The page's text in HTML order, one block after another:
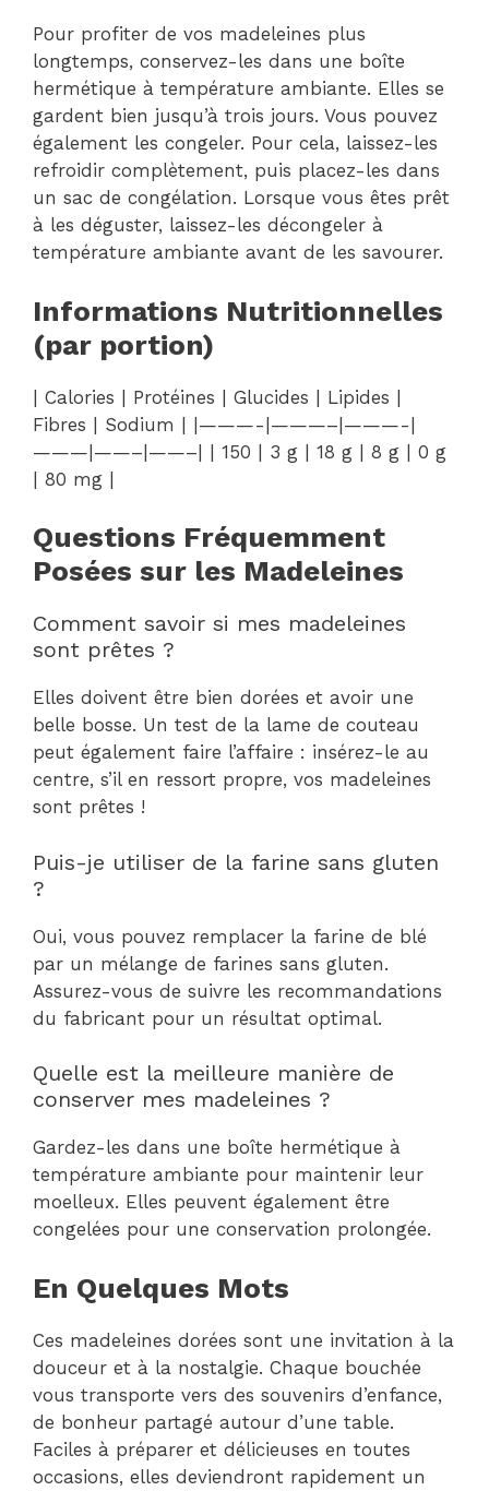
Pour profiter de vos madeleines plus
longtemps, conservez-les dans une boîte
hermétique à température ambiante. Elles se
gardent bien jusqu’à trois jours. Vous pouvez
également les congeler. Pour cela, laissez-les
refroidir complètement, puis placez-les dans
un sac de congélation. Lorsque vous êtes prêt
à les déguster, laissez-les décongeler à
température ambiante avant de les savourer.
Informations Nutritionnelles
(par portion)
| Calories | Protéines | Glucides | Lipides |
Fibres | Sodium | |———-|———–|———-|
———|——–|——–| | 150 | 3 g | 18 g | 8 g | 0 g
| 80 mg |
Questions Fréquemment
Posées sur les Madeleines
Comment savoir si mes madeleines
sont prêtes ?
Elles doivent être bien dorées et avoir une
belle bosse. Un test de la lame de couteau
peut également faire l’affaire : insérez-le au
centre, s’il en ressort propre, vos madeleines
sont prêtes !
Puis-je utiliser de la farine sans gluten
?
Oui, vous pouvez remplacer la farine de blé
par un mélange de farines sans gluten.
Assurez-vous de suivre les recommandations
du fabricant pour un résultat optimal.
Quelle est la meilleure manière de
conserver mes madeleines ?
Gardez-les dans une boîte hermétique à
température ambiante pour maintenir leur
moelleux. Elles peuvent également être
congelées pour une conservation prolongée.
En Quelques Mots
Ces madeleines dorées sont une invitation à la
douceur et à la nostalgie. Chaque bouchée
vous transporte vers des souvenirs d’enfance,
de bonheur partagé autour d’une table.
Faciles à préparer et délicieuses en toutes
occasions, elles deviendront rapidement un